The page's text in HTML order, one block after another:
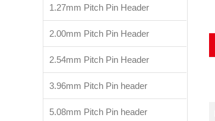
1.27mm Pitch Pin Header
2.00mm Pitch Pin Header
2.54mm Pitch Pin Header
3.96mm Pitch Pin header
5.08mm Pitch Pin header